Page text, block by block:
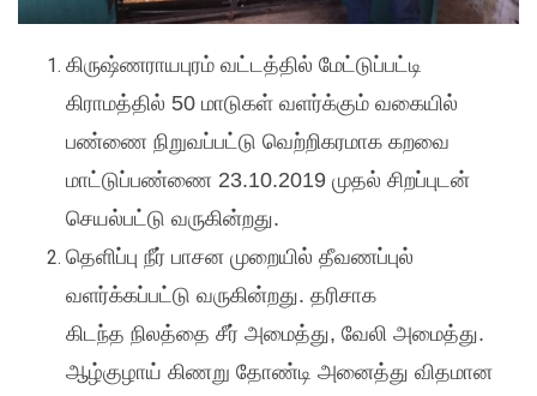
கிருஷ்ணராயபுரம் வட்டத்தில் மேட்டுப்பட்டி
கிராமத்தில் 50 மாடுகள் வளர்க்கும் வகையில்
பண்ணை நிறுவப்பட்டு வெற்றிகரமாக கறவை
மாட்டுப்பண்ணை 23.10.2019 முதல் சிறப்புடன்
செயல்பட்டு வருகின்றது.
தெளிப்பு நீர் பாசன முறையில் தீவணப்புல்
வளர்க்கப்பட்டு வருகின்றது. தரிசாக
கிடந்த நிலத்தை சீர் அமைத்து, வேலி அமைத்து.
ஆழ்குழாய் கிணறு தோண்டி அனைத்து விதமான